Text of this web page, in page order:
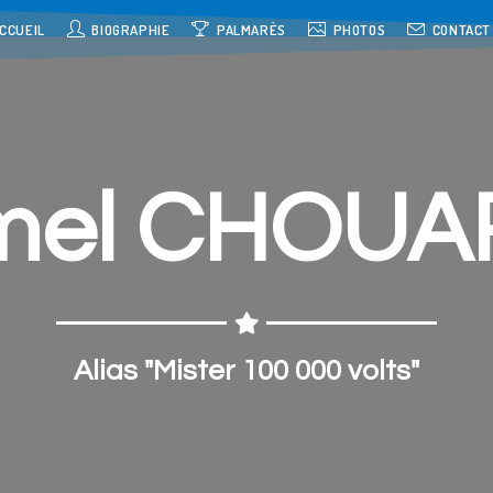
BIOGRAPHIE PALMARÈS PHOTOS CONTACT
Alias "Mister 100 000 volts"